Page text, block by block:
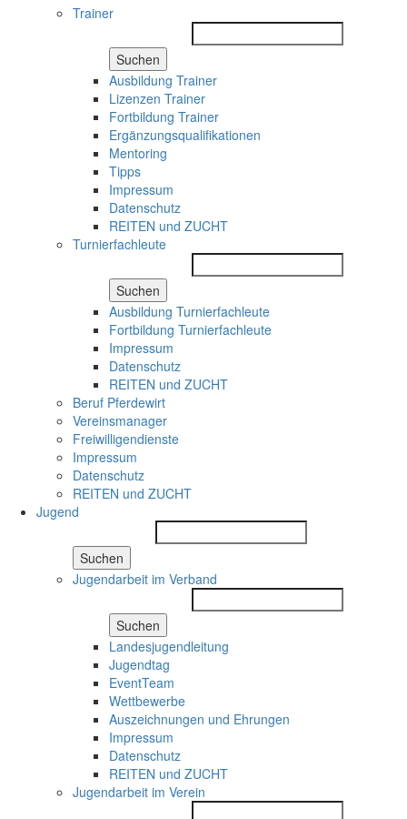
Trainer
Suchen
Ausbildung Trainer
Lizenzen Trainer
Fortbildung Trainer
Ergänzungsqualifikationen
Mentoring
Tipps
Impressum
Datenschutz
REITEN und ZUCHT
Turnierfachleute
Suchen
Ausbildung Turnierfachleute
Fortbildung Turnierfachleute
Impressum
Datenschutz
REITEN und ZUCHT
Beruf Pferdewirt
Vereinsmanager
Freiwilligendienste
Impressum
Datenschutz
REITEN und ZUCHT
Jugend
Suchen
Jugendarbeit im Verband
Suchen
Landesjugendleitung
Jugendtag
EventTeam
Wettbewerbe
Auszeichnungen und Ehrungen
Impressum
Datenschutz
REITEN und ZUCHT
Jugendarbeit im Verein